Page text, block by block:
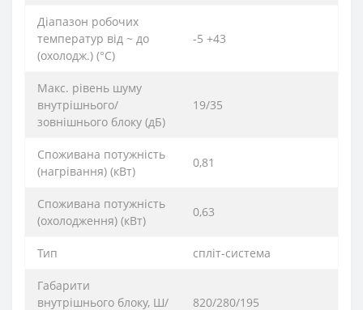
Діапазон робочих
температур від ~ до
(охолодж.) (°C)
-5 +43
Макс. рівень шуму
внутрішнього/
зовнішнього блоку (дБ)
19/35
Споживана потужність
(нагрівання) (кВт)
0,81
Споживана потужність
(охолодження) (кВт)
0,63
Тип спліт-система
Габарити
внутрішнього блоку, Ш/
820/280/195